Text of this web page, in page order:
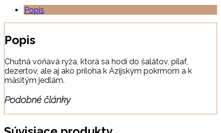
Popis
Popis
Chutná voňavá ryža, ktorá sa hodí do šalátov, pilaf,
dezertov, ale aj ako príloha k Ázijským pokrmom a k
mäsitým jedlám.
Podobné články